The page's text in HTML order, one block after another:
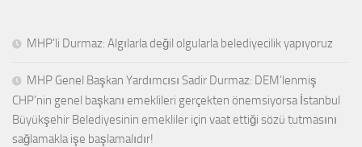
MHP’li Durmaz: Algılarla değil olgularla belediyecilik yapıyoruz
MHP Genel Başkan Yardımcısı Sadir Durmaz: DEM’lenmiş
CHP’nin genel başkanı emeklileri gerçekten önemsiyorsa İstanbul
Büyükşehir Belediyesinin emekliler için vaat ettiği sözü tutmasını
sağlamakla işe başlamalıdır!